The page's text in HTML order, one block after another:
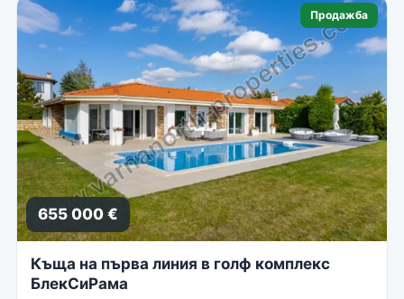
Продажба
655 000 €
Къща на първа линия в голф комплекс
БлекСиРама